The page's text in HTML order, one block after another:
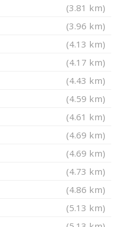
(3.81 km)
(3.96 km)
(4.13 km)
(4.17 km)
(4.43 km)
(4.59 km)
(4.61 km)
(4.69 km)
(4.69 km)
(4.73 km)
(4.86 km)
(5.13 km)